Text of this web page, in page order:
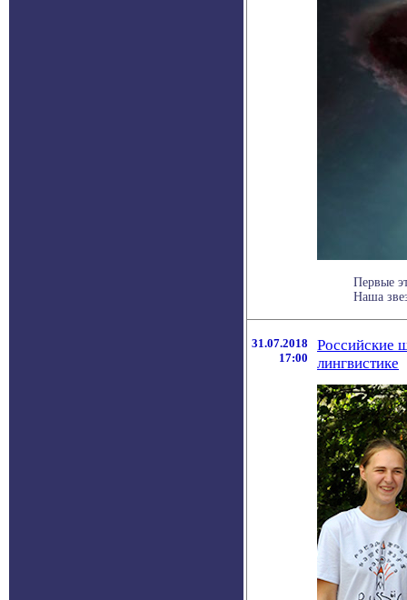
Первые
Наша
31.07.2018
17:00
Российские
лингвистике